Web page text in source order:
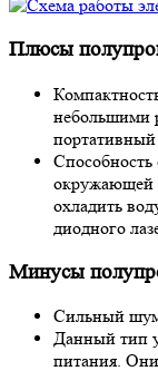
Плюсы
небольшими
портативный
окружающей
охладить
диодного
Минусы
Сильный
Данный тип
питания. Они